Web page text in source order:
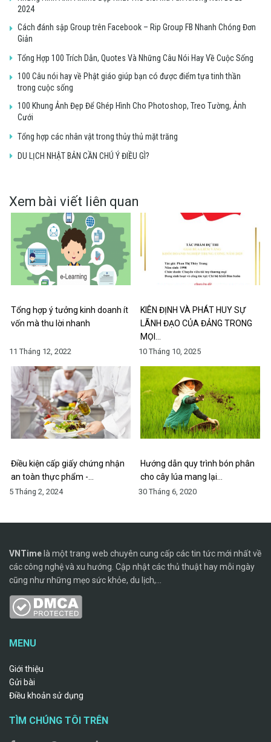
2024
Cách đánh sập Group trên Facebook – Rip Group FB Nhanh Chóng Đơn
Giản
Tổng Hợp 100 Trích Dẫn, Quotes Và Những Câu Nói Hay Về Cuộc Sống
100 Câu nói hay về Phật giáo giúp bạn có được điểm tựa tinh thần
trong cuộc sống
100 Khung Ảnh Đẹp Để Ghép Hình Cho Photoshop, Treo Tường, Ảnh
Cưới
Tổng hợp các nhân vật trong thủy thủ mặt trăng
DU LỊCH NHẬT BẢN CẦN CHÚ Ý ĐIỀU GÌ?
Xem bài viết liên quan
Tổng hợp ý tưởng kinh doanh ít
vốn mà thu lời nhanh
11 Tháng 12, 2022
KIÊN ĐỊNH VÀ PHÁT HUY SỰ
LÃNH ĐẠO CỦA ĐẢNG TRONG
MỌI…
10 Tháng 10, 2025
Điều kiện cấp giấy chứng nhận
an toàn thực phẩm -…
5 Tháng 2, 2024
Hướng dẫn quy trình bón phân
cho cây lúa mang lại…
30 Tháng 6, 2020
VNTime là một trang web chuyên cung cấp các tin tức mới nhất về
các công nghệ và xu hướng. Cập nhật các thủ thuật hay mỗi ngày
cũng như những mẹo sức khỏe, du lịch,...
MENU
Giới thiệu
Gửi bài
Điều khoản sử dụng
TÌM CHÚNG TÔI TRÊN